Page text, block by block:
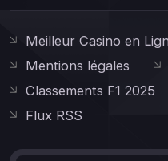
Meilleur Casino en
Mentions légales
Classements F1 2025
Flux RSS